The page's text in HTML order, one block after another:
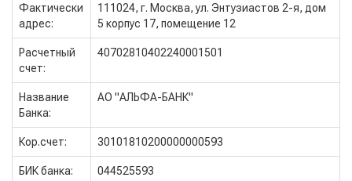
Фактически
адрес:
111024, г. Москва, ул. Энтузиастов 2-я, дом
5 корпус 17, помещение 12
Расчетный
счет:
40702810402240001501
Название
Банка:
АО "АЛЬФА-БАНК"
Кор.счет: 30101810200000000593
БИК банка: 044525593